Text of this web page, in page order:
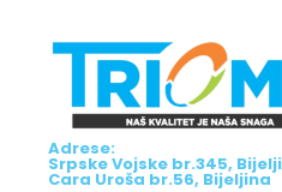
Adrese:
Srpske Vojske br.345,
Cara Uroša br.56, Bijeljina